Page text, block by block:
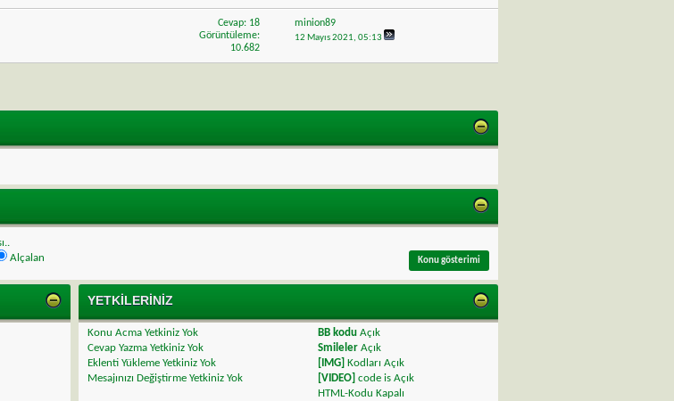
Cevap: 18
Görüntüleme:
10.682
minion89
12 Mayıs 2021, 05:13
Alçalan
YETKILERINIZ
Konu Acma Yetkiniz Yok
Cevap Yazma Yetkiniz Yok
Eklenti Yükleme Yetkiniz Yok
Mesajınızı Değiştirme Yetkiniz Yok
BB kodu Açık
Smileler Açık
[IMG]
Kodları Açık
[VIDEO] code is Açık
HTML-Kodu Kapalı